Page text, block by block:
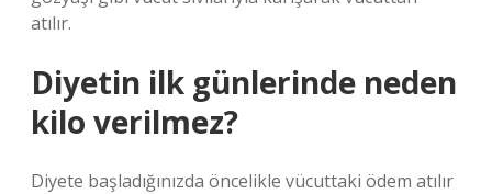
atılır.
Diyetin ilk günlerinde neden
kilo verilmez?
Diyete başladığınızda öncelikle vücuttaki ödem atılır